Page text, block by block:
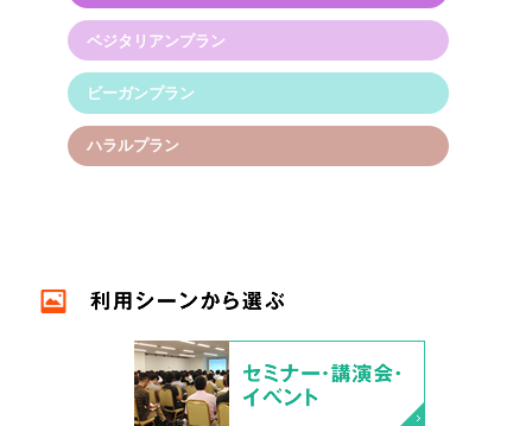
ベジタリアンプラン
ビーガンプラン
ハラルプラン